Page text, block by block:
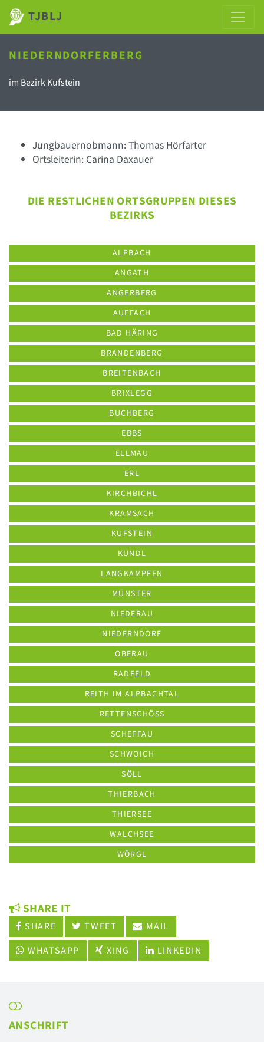
TJBLJ
NIEDERNDORFERBERG
im Bezirk Kufstein
Jungbauernobmann: Thomas Hörfarter
Ortsleiterin: Carina Daxauer
DIE RESTLICHEN ORTSGRUPPEN DIESES
BEZIRKS
ALPBACH
ANGATH
ANGERBERG
AUFFACH
BAD HÄRING
BRANDENBERG
BREITENBACH
BRIXLEGG
BUCHBERG
EBBS
ELLMAU
ERL
KIRCHBICHL
KRAMSACH
KUFSTEIN
KUNDL
LANGKAMPFEN
MÜNSTER
NIEDERAU
NIEDERNDORF
OBERAU
RADFELD
REITH IM ALPBACHTAL
RETTENSCHÖSS
SCHEFFAU
SCHWOICH
SÖLL
THIERBACH
THIERSEE
WALCHSEE
WÖRGL
SHARE IT
SHARE TWEET
MAIL
WHATSAPP
XING LINKEDIN
ANSCHRIFT